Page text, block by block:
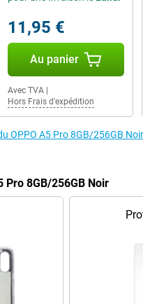
11,95 €
Au panier
Avec TVA|
Hors Frais d'expédition
OPPO A5 Pro 8GB/256GB Noir
Pro 8GB/256GB Noir